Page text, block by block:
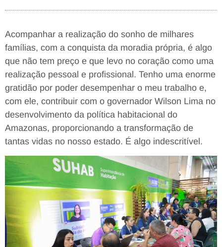
Acompanhar a realização do sonho de milhares
famílias, com a conquista da moradia própria, é algo
que não tem preço e que levo no coração como uma
realização pessoal e profissional. Tenho uma enorme
gratidão por poder desempenhar o meu trabalho e,
com ele, contribuir com o governador Wilson Lima no
desenvolvimento da política habitacional do
Amazonas, proporcionando a transformação de
tantas vidas no nosso estado. É algo indescritível.